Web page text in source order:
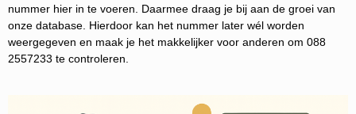
nummer hier in te voeren. Daarmee draag je bij aan de groei van
onze database. Hierdoor kan het nummer later wél worden
weergegeven en maak je het makkelijker voor anderen om 088
2557233 te controleren.